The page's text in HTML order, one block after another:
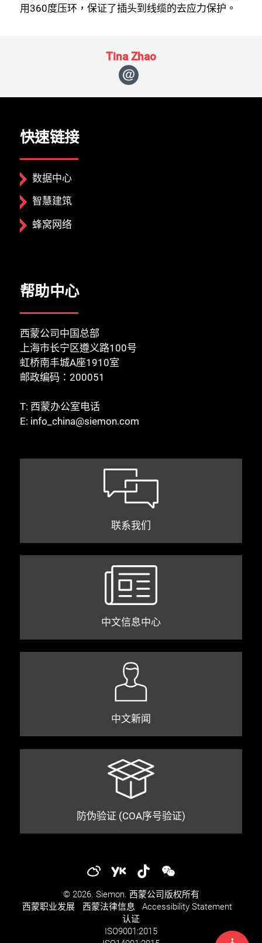
用360度压环，保证了插头到线缆的去应力保护。
Tina Zhao
快速链接
数据中心
智慧建筑
蜂窝网络
帮助中心
西蒙公司中国总部
上海市长宁区遵义路100号
虹桥南丰城A座1910室
邮政编码：200051
T: 西蒙办公室电话
E: info_china@siemon.com
联系我们
中文信息中心
中文新闻
防伪验证 (COA序号验证)
© 2026. Siemon. 西蒙公司版权所有
西蒙职业发展​​
西蒙法律信息​
Accessibility Statement
认证
ISO9001:2015